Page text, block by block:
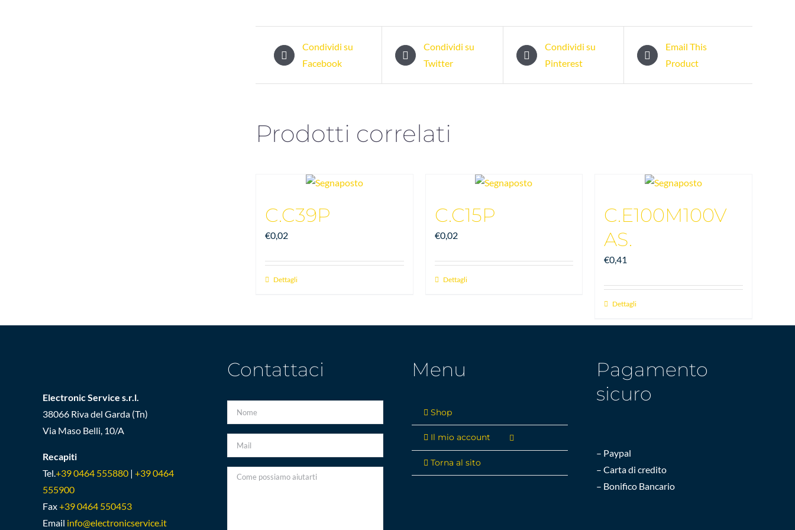
Condividi su
Facebook
Condividi su
Twitter
Condividi su
Pinterest
Email This
Product
Prodotti correlati
C.C39P
€0,02
Dettagli
C.C15P
€0,02
Dettagli
C.E100M100V
AS.
€0,41
Dettagli
Electronic Service s.r.l.
38066 Riva del Garda (Tn)
Via Maso Belli, 10/A
Recapiti
Tel.+39 0464 555880 | +39 0464
555900
Fax+39 0464 550453
Email info@electronicservice.it
Contattaci Menu
Shop
Il mio account
Torna al sito
Pagamento
sicuro
– Paypal
– Carta di credito
– Bonifico Bancario